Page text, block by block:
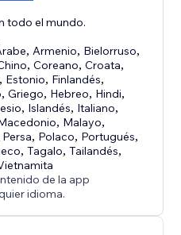
todo el mundo.
, Armenio, Bielorruso,
,Coreano,Croata,
, Estonio, Finlandés,
,Griego, Hebreo, Hindi,
, Islandés, Italiano,
, Malayo,
Persa, Polaco, Portugués,
,Tagalo,Tailandés,
de la app
idioma.